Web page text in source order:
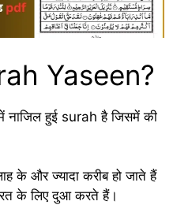
Yaseen?
नाजिल हुई surah है जिसमें की
के और ज्यादा करीब हो जाते हैं
के लिए दुआ करते हैं।